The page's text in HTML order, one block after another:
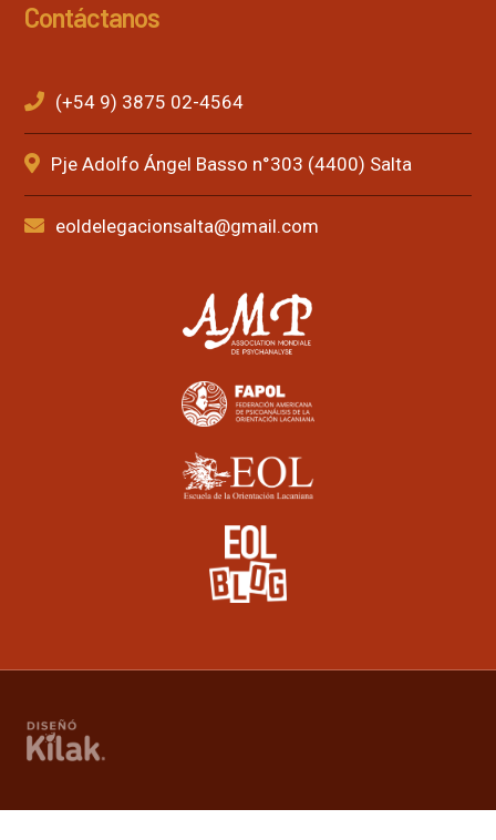
Contáctanos
(+54 9) 3875 02-4564
Pje Adolfo Ángel Basso n°303 (4400) Salta
eoldelegacionsalta@gmail.com